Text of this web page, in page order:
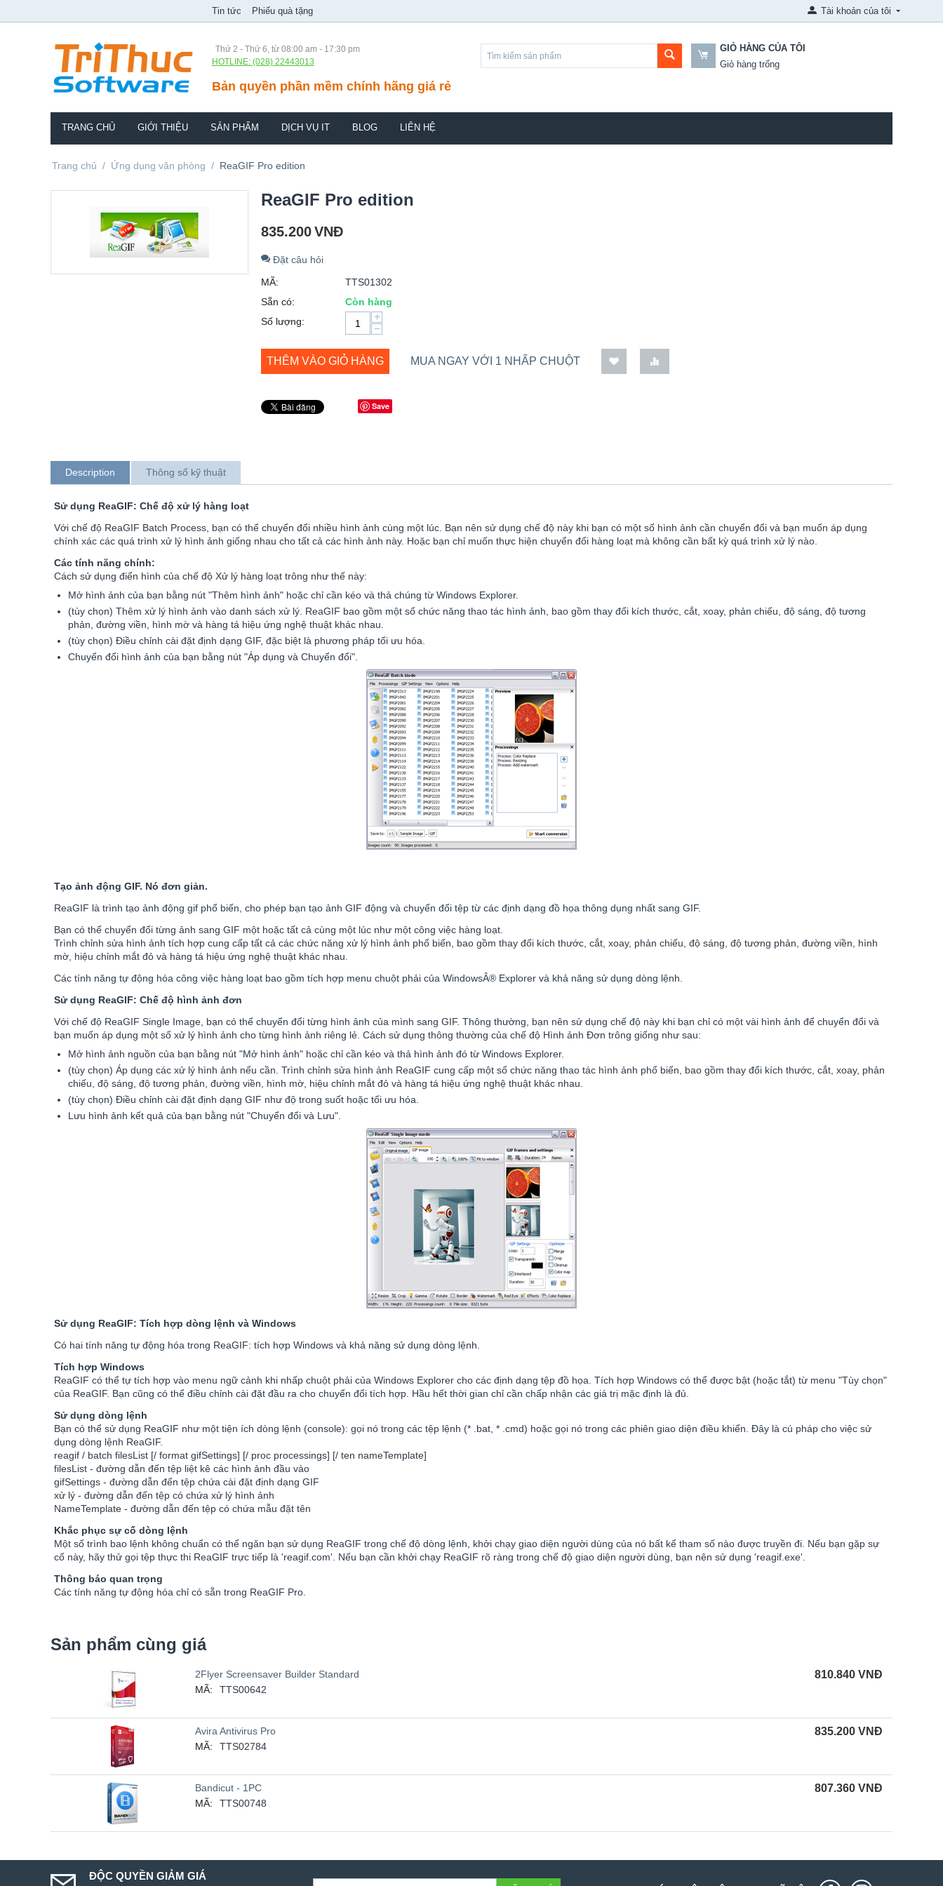
Tin tức Phiếu quà tặng Tài khoản của tôi
Thứ 2 - Thứ 6, từ 08:00 am - 17:30 pm
HOTLINE: (028) 22443013
Bản quyền phần mềm chính hãng giá rẻ
GIỎ HÀNG CỦA TÔI
Giỏ hàng trống
TRANG CHỦ GIỚI THIỆU SẢN PHẨM DỊCH VỤ IT BLOG LIÊN HỆ
Trang chủ / Ứng dụng văn phòng / ReaGIF Pro edition
ReaGIF Pro edition
835.200VNĐ
Đặt câu hỏi
MÃ:
TTS01302
Sẵn có:
Còn hàng
Số lượng:
+
−
THÊM VÀO GIỎ HÀNG MUA NGAY VỚI 1 NHẤP CHUỘT
Save
Description Thông số kỹ thuật
Sử dụng ReaGIF: Chế độ xử lý hàng loạt
Với chế độ ReaGIF Batch Process, bạn có thể chuyển đổi nhiều hình ảnh cùng một lúc. Bạn nên sử dụng chế độ này khi bạn có một số hình ảnh cần chuyển đổi và bạn muốn áp dụng
chính xác các quá trình xử lý hình ảnh giống nhau cho tất cả các hình ảnh này. Hoặc bạn chỉ muốn thực hiện chuyển đổi hàng loạt mà không cần bất kỳ quá trình xử lý nào.
Các tính năng chính:
Cách sử dụng điển hình của chế độ Xử lý hàng loạt trông như thế này:
Mở hình ảnh của bạn bằng nút "Thêm hình ảnh" hoặc chỉ cần kéo và thả chúng từ Windows Explorer.
(tùy chọn) Thêm xử lý hình ảnh vào danh sách xử lý. ReaGIF bao gồm một số chức năng thao tác hình ảnh, bao gồm thay đổi kích thước, cắt, xoay, phản chiếu, độ sáng, độ tương
phản, đường viền, hình mờ và hàng tá hiệu ứng nghệ thuật khác nhau.
(tùy chọn) Điều chỉnh cài đặt định dạng GIF, đặc biệt là phương pháp tối ưu hóa.
Chuyển đổi hình ảnh của bạn bằng nút "Áp dụng và Chuyển đổi".
Tạo ảnh động GIF. Nó đơn giản.
ReaGIF là trình tạo ảnh động gif phổ biến, cho phép bạn tạo ảnh GIF động và chuyển đổi tệp từ các định dạng đồ họa thông dụng nhất sang GIF.
Bạn có thể chuyển đổi từng ảnh sang GIF một hoặc tất cả cùng một lúc như một công việc hàng loạt.
Trình chỉnh sửa hình ảnh tích hợp cung cấp tất cả các chức năng xử lý hình ảnh phổ biến, bao gồm thay đổi kích thước, cắt, xoay, phản chiếu, độ sáng, độ tương phản, đường viền, hình
mờ, hiệu chỉnh mắt đỏ và hàng tá hiệu ứng nghệ thuật khác nhau.
Các tính năng tự động hóa công việc hàng loạt bao gồm tích hợp menu chuột phải của WindowsÂ® Explorer và khả năng sử dụng dòng lệnh.
Sử dụng ReaGIF: Chế độ hình ảnh đơn
Với chế độ ReaGIF Single Image, bạn có thể chuyển đổi từng hình ảnh của mình sang GIF. Thông thường, bạn nên sử dụng chế độ này khi bạn chỉ có một vài hình ảnh để chuyển đổi và
bạn muốn áp dụng một số xử lý hình ảnh cho từng hình ảnh riêng lẻ. Cách sử dụng thông thường của chế độ Hình ảnh Đơn trông giống như sau:
Mở hình ảnh nguồn của bạn bằng nút "Mở hình ảnh" hoặc chỉ cần kéo và thả hình ảnh đó từ Windows Explorer.
(tùy chọn) Áp dụng các xử lý hình ảnh nếu cần. Trình chỉnh sửa hình ảnh ReaGIF cung cấp một số chức năng thao tác hình ảnh phổ biến, bao gồm thay đổi kích thước, cắt, xoay, phản
chiếu, độ sáng, độ tương phản, đường viền, hình mờ, hiệu chỉnh mắt đỏ và hàng tá hiệu ứng nghệ thuật khác nhau.
(tùy chọn) Điều chỉnh cài đặt định dạng GIF như độ trong suốt hoặc tối ưu hóa.
Lưu hình ảnh kết quả của bạn bằng nút "Chuyển đổi và Lưu".
Sử dụng ReaGIF: Tích hợp dòng lệnh và Windows
Có hai tính năng tự động hóa trong ReaGIF: tích hợp Windows và khả năng sử dụng dòng lệnh.
Tích hợp Windows
ReaGIF có thể tự tích hợp vào menu ngữ cảnh khi nhấp chuột phải của Windows Explorer cho các định dạng tệp đồ họa. Tích hợp Windows có thể được bật (hoặc tắt) từ menu "Tùy chọn"
của ReaGIF. Bạn cũng có thể điều chỉnh cài đặt đầu ra cho chuyển đổi tích hợp. Hầu hết thời gian chỉ cần chấp nhận các giá trị mặc định là đủ.
Sử dụng dòng lệnh
Bạn có thể sử dụng ReaGIF như một tiện ích dòng lệnh (console): gọi nó trong các tệp lệnh (* .bat, * .cmd) hoặc gọi nó trong các phiên giao diện điều khiển. Đây là cú pháp cho việc sử
dụng dòng lệnh ReaGIF.
reagif / batch filesList [/ format gifSettings] [/ proc processings] [/ ten nameTemplate]
filesList - đường dẫn đến tệp liệt kê các hình ảnh đầu vào
gifSettings - đường dẫn đến tệp chứa cài đặt định dạng GIF
xử lý - đường dẫn đến tệp có chứa xử lý hình ảnh
NameTemplate - đường dẫn đến tệp có chứa mẫu đặt tên
Khắc phục sự cố dòng lệnh
Một số trình bao lệnh không chuẩn có thể ngăn bạn sử dụng ReaGIF trong chế độ dòng lệnh, khởi chạy giao diện người dùng của nó bất kể tham số nào được truyền đi. Nếu bạn gặp sự
cố này, hãy thử gọi tệp thực thi ReaGIF trực tiếp là 'reagif.com'. Nếu bạn cần khởi chạy ReaGIF rõ ràng trong chế độ giao diện người dùng, bạn nên sử dụng 'reagif.exe'.
Thông báo quan trọng
Các tính năng tự động hóa chỉ có sẵn trong ReaGIF Pro.
Sản phẩm cùng giá
2Flyer Screensaver Builder Standard
MÃ:
TTS00642
810.840 VNĐ
Avira Antivirus Pro
MÃ:
TTS02784
835.200 VNĐ
Bandicut - 1PC
MÃ:
TTS00748
807.360 VNĐ
ĐỘC QUYỀN GIẢM GIÁ